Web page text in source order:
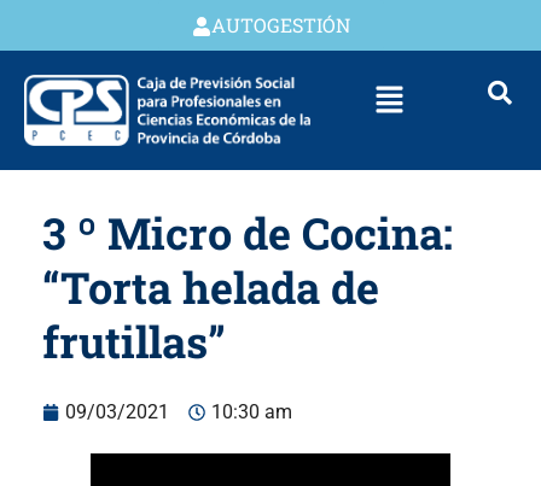
AUTOGESTIÓN
3 º Micro de Cocina:
“Torta helada de
frutillas”
09/03/2021 10:30 am